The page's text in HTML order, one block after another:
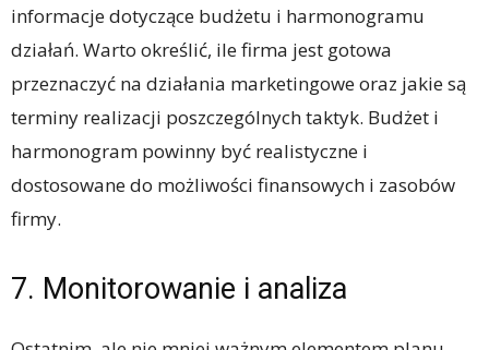
informacje dotyczące budżetu i harmonogramu
działań. Warto określić, ile firma jest gotowa
przeznaczyć na działania marketingowe oraz jakie są
terminy realizacji poszczególnych taktyk. Budżet i
harmonogram powinny być realistyczne i
dostosowane do możliwości finansowych i zasobów
firmy.
7. Monitorowanie i analiza